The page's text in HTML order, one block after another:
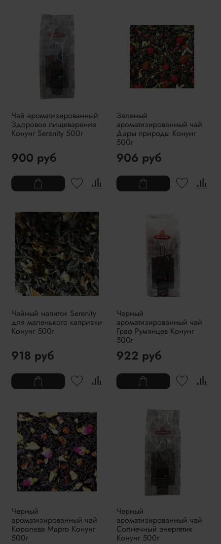
Чай ароматизированный
Здоровое пищеварение
Конунг Serenity 500г
900 руб
Зеленый
ароматизированный чай
Дары природы Конунг
500г
906 руб
Чайный напиток Serenity
для маленького капризки
Конунг 500г
918 руб
Черный
ароматизированный чай
Граф Румянцев Конунг
500г
922 руб
Черный
ароматизированный чай
Королева Марго Конунг
500г
Черный
ароматизированный чай
Солнечный энергетик
Конунг 500г